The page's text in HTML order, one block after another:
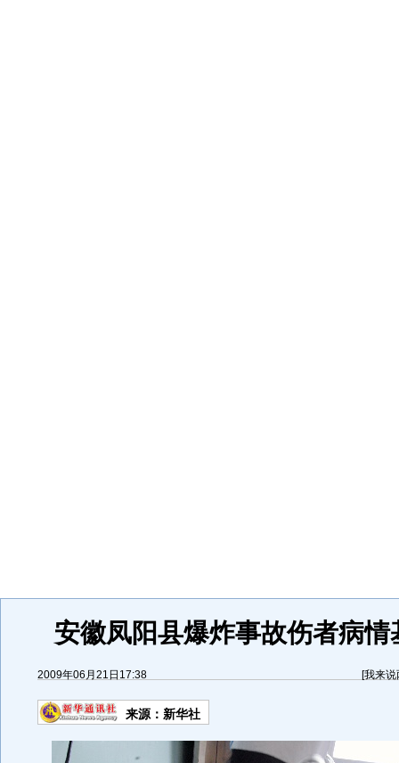
安徽凤阳县爆炸事故伤者病情
2009年06月21日17:38 [我来说
来源： 新华社